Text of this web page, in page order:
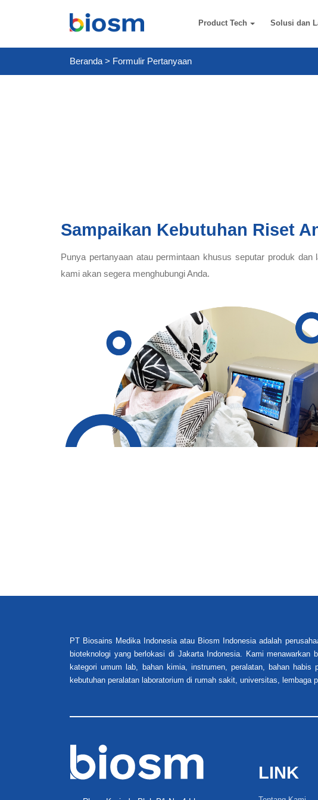
Product Tech Solusi dan
Beranda > Formulir Pertanyaan
Sampaikan Kebutuhan Riset
Punya pertanyaan atau permintaan khusus seputar produk dan
kami akan segera menghubungi Anda.
PT Biosains Medika Indonesia atau Biosm Indonesia adalah
bioteknologi yang berlokasi di Jakarta Indonesia. Kami
kategori umum lab, bahan kimia, instrumen, peralatan, bahan
kebutuhan peralatan laboratorium di rumah sakit, universitas, lembaga
LINK